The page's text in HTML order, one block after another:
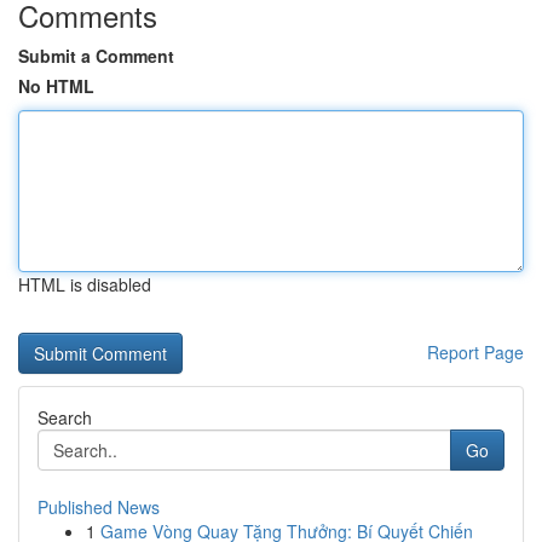
Comments
Submit a Comment
No HTML
HTML is disabled
Report Page
Search
Go
Published News
1 Game Vòng Quay Tặng Thưởng: Bí Quyết Chiến